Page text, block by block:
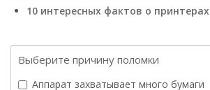
10 интересных фактов о принтерах
Выберите причину поломки
Аппарат захватывает много бумаги